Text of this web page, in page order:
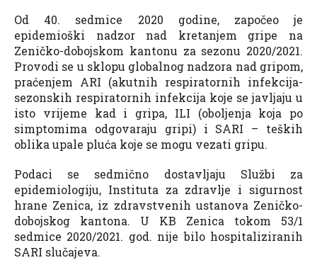
Od 40. sedmice 2020 godine, započeo je
epidemioški nadzor nad kretanjem gripe na
Zeničko-dobojskom kantonu za sezonu 2020/2021.
Provodi se u sklopu globalnog nadzora nad gripom,
praćenjem ARI (akutnih respiratornih infekcija-
sezonskih respiratornih infekcija koje se javljaju u
isto vrijeme kad i gripa, ILI (oboljenja koja po
simptomima odgovaraju gripi) i SARI – teških
oblika upale pluća koje se mogu vezati gripu.
Podaci se sedmično dostavljaju Službi za
epidemiologiju, Instituta za zdravlje i sigurnost
hrane Zenica, iz zdravstvenih ustanova Zeničko-
dobojskog kantona. U KB Zenica tokom 53/1
sedmice 2020/2021. god. nije bilo hospitaliziranih
SARI slučajeva.